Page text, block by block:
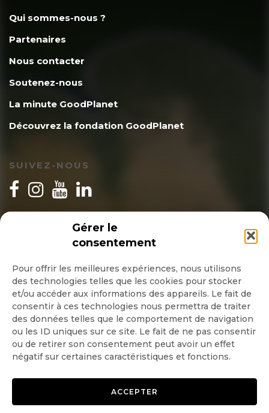
Gérer le
consentement
Pour offrir les meilleures expériences, nous utilisons
des technologies telles que les cookies pour stocker
et/ou accéder aux informations des appareils. Le fait de
consentir à ces technologies nous permettra de traiter
des données telles que le comportement de navigation
ou les ID uniques sur ce site. Le fait de ne pas consentir
ou de retirer son consentement peut avoir un effet
négatif sur certaines caractéristiques et fonctions.
ACCEPTER
Qui sommes-nous ?
Partenaires
Nous contacter
Soutenez-nous
La minute GoodPlanet
Découvrez la fondation GoodPlanet
SUIVEZ-NOUS
INSCRIPTION NEWSLETTER
Quotidienne
Hebdo
OK